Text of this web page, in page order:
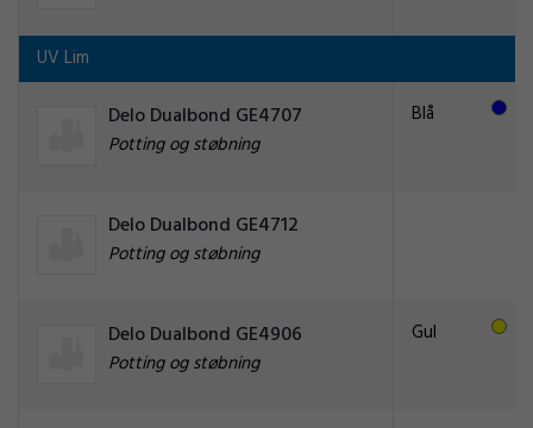
UV Lim
Delo Dualbond GE4707
Potting og støbning
Blå
Delo Dualbond GE4712
Potting og støbning
Delo Dualbond GE4906
Potting og støbning
Gul